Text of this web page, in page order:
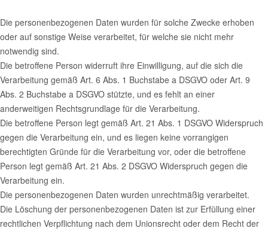
Die personenbezogenen Daten wurden für solche Zwecke erhoben
oder auf sonstige Weise verarbeitet, für welche sie nicht mehr
notwendig sind.
Die betroffene Person widerruft ihre Einwilligung, auf die sich die
Verarbeitung gemäß Art. 6 Abs. 1 Buchstabe a DSGVO oder Art. 9
Abs. 2 Buchstabe a DSGVO stützte, und es fehlt an einer
anderweitigen Rechtsgrundlage für die Verarbeitung.
Die betroffene Person legt gemäß Art. 21 Abs. 1 DSGVO Widerspruch
gegen die Verarbeitung ein, und es liegen keine vorrangigen
berechtigten Gründe für die Verarbeitung vor, oder die betroffene
Person legt gemäß Art. 21 Abs. 2 DSGVO Widerspruch gegen die
Verarbeitung ein.
Die personenbezogenen Daten wurden unrechtmäßig verarbeitet.
Die Löschung der personenbezogenen Daten ist zur Erfüllung einer
rechtlichen Verpflichtung nach dem Unionsrecht oder dem Recht der